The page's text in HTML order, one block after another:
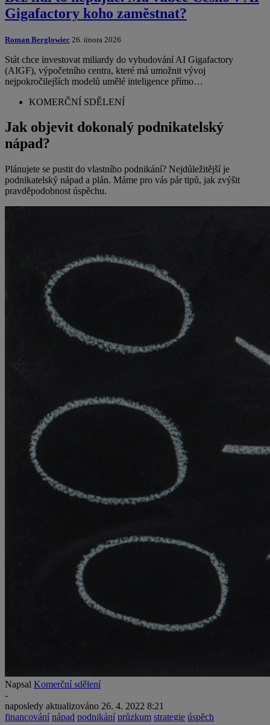
Gigafactory koho zaměstnat?
Roman Berglowiec 26. února 2026
Stát chce investovat miliardy do vybudování AI Gigafactory
(AIGF), výpočetního centra, které má umožnit vývoj
nejpokročilejších modelů umělé inteligence přímo…
KOMERČNÍ SDĚLENÍ
Jak objevit dokonalý podnikatelský
nápad?
Plánujete se pustit do vlastního podnikání? Nejdůležitější je
podnikatelský nápad a plán. Máme pro vás pár tipů, jak zvýšit
pravděpodobnost úspěchu.
Napsal Komerční sdělení
-
naposledy aktualizováno 26. 4. 2022 8:21
financování nápad podnikání průzkum strategie úspěch